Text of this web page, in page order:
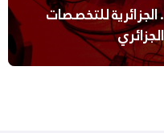
الجزائرية للتخصصات